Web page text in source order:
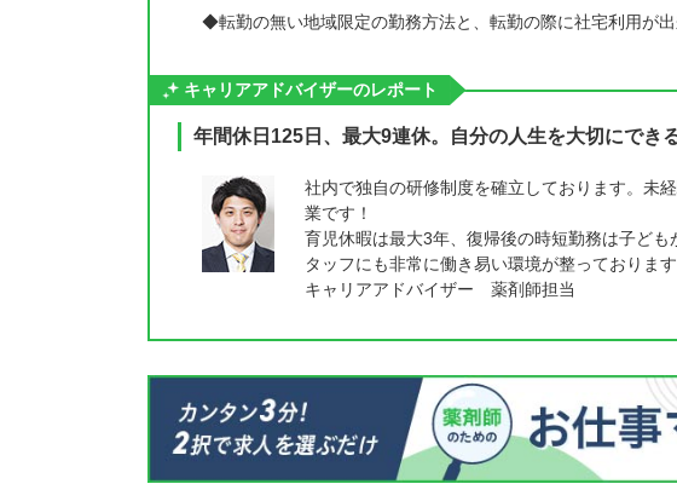
◆転勤の無い地域限定の勤務方法と、転勤の際に社宅利用が
キャリアアドバイザーのレポート
年間休日125日、最大9連休。自分の人生を大切にでき
社内で独自の研修制度を確立しております。未
業です！
育児休暇は最大3年、復帰後の時短勤務は子ど
タッフにも非常に働き易い環境が整っております
キャリアアドバイザー 薬剤師担当